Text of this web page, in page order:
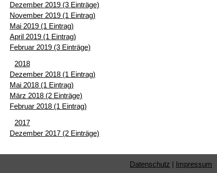
Dezember 2019 (3 Einträge)
November 2019 (1 Eintrag)
Mai 2019 (1 Eintrag)
April 2019 (1 Eintrag)
Februar 2019 (3 Einträge)
2018
Dezember 2018 (1 Eintrag)
Mai 2018 (1 Eintrag)
März 2018 (2 Einträge)
Februar 2018 (1 Eintrag)
2017
Dezember 2017 (2 Einträge)
Datenschutz | Impressum